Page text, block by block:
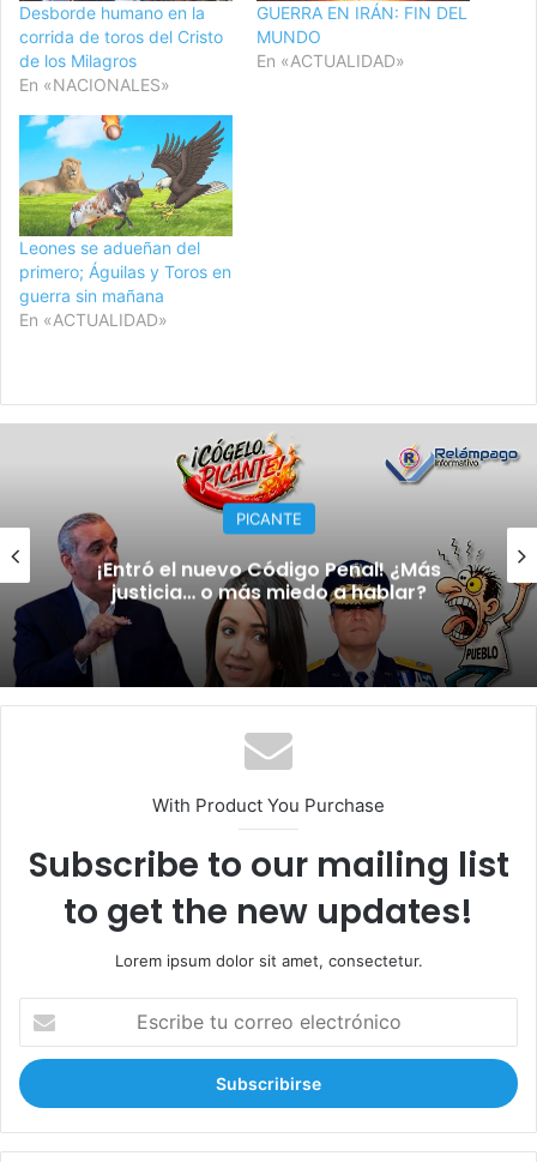
Desborde humano en la
corrida de toros del Cristo
de los Milagros
En «NACIONALES»
GUERRA EN IRÁN: FIN DEL
MUNDO
En «ACTUALIDAD»
Leones se adueñan del
primero; Águilas y Toros en
guerra sin mañana
En «ACTUALIDAD»
PICANTE
¡Entró el nuevo Código Penal! ¿Más
justicia… o más miedo a hablar?
With Product You Purchase
Subscribe to our mailing list
to get the new updates!
Lorem ipsum dolor sit amet, consectetur.
c
r
b